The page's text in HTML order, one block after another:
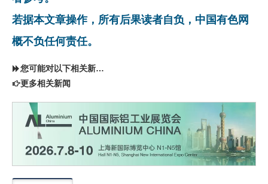
若据本文章操作，所有后果读者自负，中国有色网
概不负任何责任。
您可能对以下相关新闻同样感兴趣
更多相关新闻